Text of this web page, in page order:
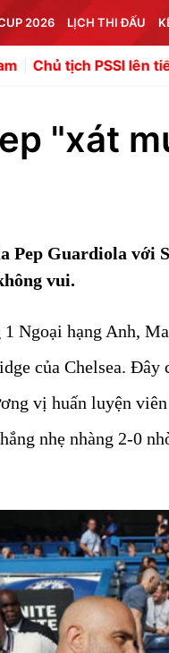
2026 LỊCH THI ĐẤU
lên tiếng khi
"xát
Pep Guardiola với
vui.
Ngoại hạng Anh,
của Chelsea. Đây
vị huấn luyện
nhẹ nhàng 2-0